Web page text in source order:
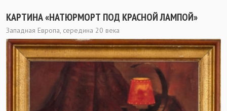
КАРТИНА «НАТЮРМОРТ ПОД КРАСНОЙ ЛАМПОЙ»
Западная Европа, середина 20 века